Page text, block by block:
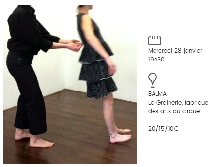
Mercredi 28 janvier
19h30
BALMA
La Grainerie, fabrique
des arts du cirque
20/15/10€